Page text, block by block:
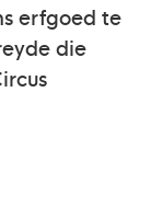
erfgoed te
die